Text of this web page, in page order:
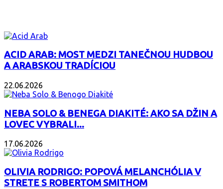
ACID ARAB: MOST MEDZI TANEČNOU HUDBOU
A ARABSKOU TRADÍCIOU
22.06.2026
NEBA SOLO & BENEGA DIAKITÉ: AKO SA DŽIN A
LOVEC VYBRALI...
17.06.2026
OLIVIA RODRIGO: POPOVÁ MELANCHÓLIA V
STRETE S ROBERTOM SMITHOM